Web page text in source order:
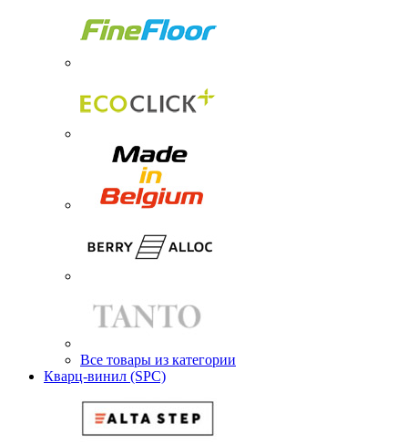
Все товары из категории
Кварц-винил (SPC)